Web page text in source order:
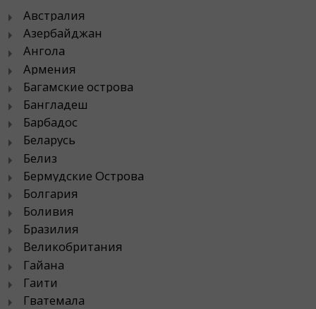
Австралия
Азербайджан
Ангола
Армения
Багамские острова
Бангладеш
Барбадос
Беларусь
Белиз
Бермудские Острова
Болгария
Боливия
Бразилия
Великобритания
Гайана
Гаити
Гватемала